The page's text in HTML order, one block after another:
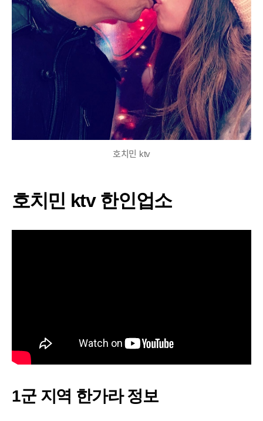
장
많
이
가
는
최
신
소
들
공
유
에
호치민 ktv
호치민 ktv 한인업소
1군 지역 한가라 정보